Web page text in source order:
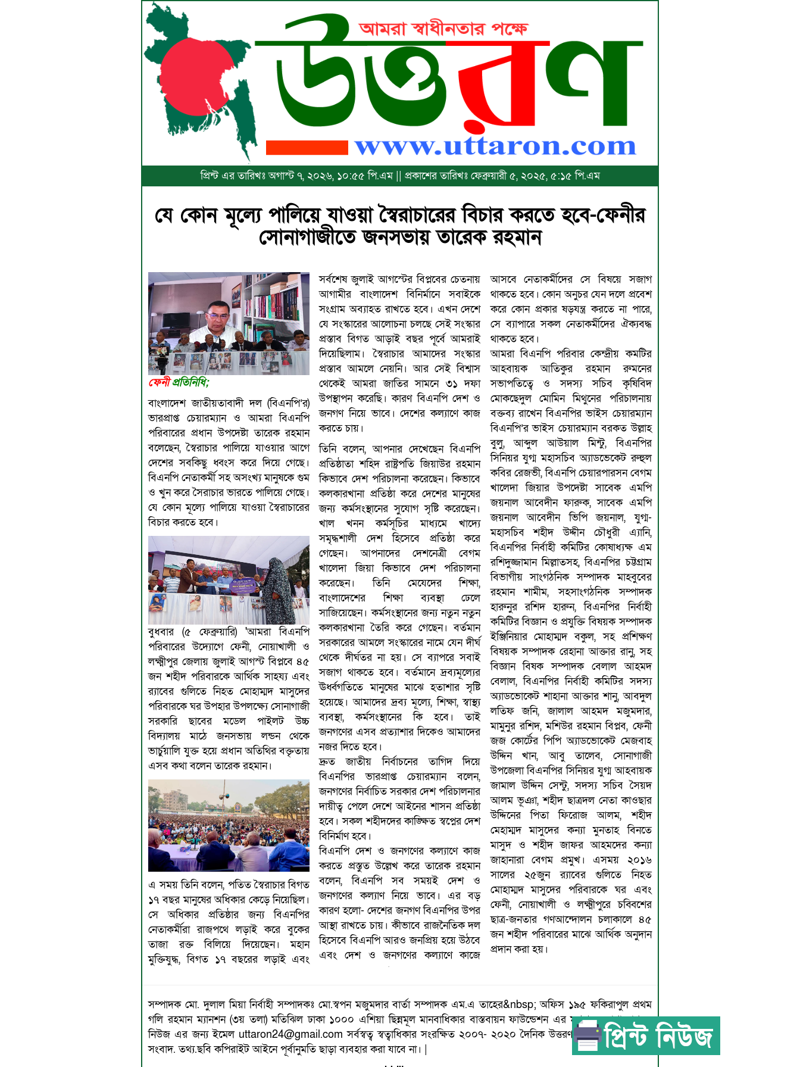
প্রিন্ট এর তারিখঃ অগাস্ট ৭, ২০২৬, ১০:৫৫ পি.এম || প্রকাশের তারিখঃ ফেব্রুয়ারী ৫, ২০২৫, ৫:১৫ পি.এম
যে কোন মূল্যে পালিয়ে যাওয়া স্বৈরাচারের বিচার করতে হবে-ফেনীর
সোনাগাজীতে জনসভায় তারেক রহমান
ফেনী প্রতিনিধি;
বাংলাদেশ জাতীয়তাবাদী দল (বিএনপি’র)
ভারপ্রাপ্ত চেয়ারম্যান ও আমরা বিএনপি
পরিবারের প্রধান উপদেষ্টা তারেক রহমান
বলেছেন, স্বৈরাচার পালিয়ে যাওয়ার আগে
দেশের সবকিছু ধ্বংস করে দিয়ে গেছে।
বিএনপি নেতাকর্মী সহ অসংখ্য মানুষকে গুম
ও খুন করে সৈরাচার ভারতে পালিয়ে গেছে।
যে কোন মূল্যে পালিয়ে যাওয়া স্বৈরাচারের
বিচার করতে হবে।
বুধবার (৫ ফেব্রুয়ারি) 'আমরা বিএনপি
পরিবারের উদ্যোগে ফেনী, নোয়াখালী ও
লক্ষ্মীপুর জেলায় জুলাই আগস্ট বিপ্লবে ৪৫
জন শহীদ পরিবারকে আর্থিক সাহয্য এবং
‌র‌্যাবের গুলিতে নিহত মোহাম্মদ মাসুদের
পরিবারকে ঘর উপহার উপলক্ষ্যে সোনাগাজী
সরকারি ছাবের মডেল পাইলট উচ্চ
বিদ্যালয় মাঠে জনসভায় লন্ডন থেকে
ভার্চুয়ালি যুক্ত হয়ে প্রধান অতিথির বক্তৃতায়
এসব কথা বলেন তারেক রহমান।
এ সময় তিনি বলেন, পতিত স্বৈরাচার বিগত
১৭ বছর মানুষের অধিকার কেড়ে নিয়েছিল।
সে অধিকার প্রতিষ্ঠার জন্য বিএনপির
নেতাকর্মীরা রাজপথে লড়াই করে বুকের
তাজা রক্ত বিলিয়ে দিয়েছেন। মহান
মুক্তিযুদ্ধ, বিগত ১৭ বছরের লড়াই এবং
সর্বশেষ জুলাই আগস্টের বিপ্লবের চেতনায়
আগামীর বাংলাদেশ বিনির্মানে সবাইকে
সংগ্রাম অব্যাহত রাখতে হবে। এখন দেশে
যে সংস্কারের আলোচনা চলছে সেই সংস্কার
প্রস্তাব বিগত আড়াই বছর পূ্র্বে আমরাই
দিয়েছিলাম। স্বৈরাচার আমাদের সংস্কার
প্রস্তাব আমলে নেয়নি। আর সেই বিশ্বাস
থেকেই আমরা জাতির সামনে ৩১ দফা
উপস্থাপন করেছি। কারণ বিএনপি দেশ ও
জনগণ নিয়ে ভাবে। দেশের কল্যাণে কাজ
করতে চায়।
তিনি বলেন, আপনার দেখেছেন বিএনপি
প্রতিষ্ঠাতা শহিদ রাষ্ট্রপতি জিয়াউর রহমান
কিভাবে দেশ পরিচালনা করেছেন। কিভাবে
কলকারখানা প্রতিষ্ঠা করে দেশের মানুষের
জন্য কর্মসংস্থানের সুযোগ সৃষ্টি করেছেন।
খাল খনন কর্মসূচির মাধ্যমে খাদ্যে
সমৃদ্ধশালী দেশ হিসেবে প্রতিষ্ঠা করে
গেছেন। আপনাদের দেশনেত্রী বেগম
খালেদা জিয়া কিভাবে দেশ পরিচালনা
করেছেন। তিনি মেযেদের শিক্ষা,
বাংলাদেশের শিক্ষা ব্যবস্থা ঢেলে
সাজিয়েছেন। কর্মসংস্থানের জন্য নতুন নতুন
কলকারখানা তৈরি করে গেছেন। বর্তমান
সরকারের আমলে সংস্কারের নামে যেন দীর্ঘ
থেকে দীর্ঘতর না হয়। সে ব্যাপরে সবাই
সজাগ থাকতে হবে। বর্তমানে দ্রব্যমূল্যের
ঊর্ধ্বগতিতে মানুষের মাঝে হতাশার সৃষ্টি
হয়েছে। আমাদের দ্রব্য মূল্যে, শিক্ষা, স্বাস্থ্য
ব্যবস্থা, কর্মসংস্থানের কি হবে। তাই
জনগণের এসব প্রত্যাশার দিকেও আমাদের
নজর দিতে হবে।
দ্রুত জাতীয় নির্বাচনের তাগিদ দিয়ে
বিএনপির ভারপ্রাপ্ত চেয়ারম্যান বলেন,
জনগণের নির্বাচিত সরকার দেশ পরিচালনার
দায়ীত্ব পেলে দেশে আইনের শাসন প্রতিষ্ঠা
হবে। সকল শহীদদের কাঙ্ক্ষিত স্বপ্নের দেশ
বিনির্মাণ হবে।
বিএনপি দেশ ও জনগণের কল্যাণে কাজ
করতে প্রস্তুত উল্লেখ করে তারেক রহমান
বলেন, বিএনপি সব সময়ই দেশ ও
জনগণের কল্যাণ নিয়ে ভাবে। এর বড়
কারণ হলো- দেশের জনগণ বিএনপির উপর
আস্থা রাখতে চায়। কীভাবে রাজনৈতিক দল
হিসেবে বিএনপি আরও জনপ্রিয় হয়ে উঠবে
এবং দেশ ও জনগণের কল্যাণে কাজে
আসবে নেতাকর্মীদের সে বিষয়ে সজাগ
থাকতে হবে। কোন অনুচর যেন দলে প্রবেশ
করে কোন প্রকার ষড়যন্ত্র করতে না পারে,
সে ব্যাপারে সকল নেতাকর্মীদের ঐক্যবদ্ধ
থাকতে হবে।
আমরা বিএনপি পরিবার কেন্দ্রীয় কমটির
আহবায়ক আতিকুর রহমান রুমনের
সভাপতিত্বে ও সদস্য সচিব কৃষিবিদ
মোকছেদুল মোমিন মিথুনের পরিচালনায়
বক্তব্য রাখেন বিএনপির ভাইস চেয়ারম্যান
বিএনপি’র ভাইস চেয়ারম্যান বরকত উল্লাহ
বুলু, আব্দুল আউয়াল মিন্টু, বিএনপির
সিনিয়র যুগ্ম মহাসচিব অ্যাডভেকেট রুহুল
কবির রেজভী, বিএনপি চেয়ারপারসন বেগম
খালেদা জিয়ার উপদেষ্টা সাবেক এমপি
জয়নাল আবেদীন ফারুক, সাবেক এমপি
জয়নাল আবেদীন ভিপি জয়নাল, যুগ্ম-
মহাসচিব শহীদ উদ্দীন চৌধুরী এ্যানি,
বিএনপির নির্বাহী কমিটির কোষাধ্যক্ষ এম
রশিদুজ্জামান মিল্লাতসহ, বিএনপির চট্টগ্রাম
বিভাগীয় সাংগঠনিক সম্পাদক মাহবুবের
রহমান শামীম, সহসাংগঠনিক সম্পাদক
হারুনুর রশিদ হারুন, বিএনপির নির্বাহী
কমিটির বিজ্ঞান ও প্রযুক্তি বিষয়ক সম্পাদক
ইঞ্জিনিয়ার মোহাম্মদ বকুল, সহ প্রশিক্ষণ
বিষয়ক সম্পাদক রেহানা আক্তার রানু, সহ
বিজ্ঞান বিষক সম্পাদক বেলাল আহমদ
বেলাল, বিএনপির নির্বাহী কমিটির সদস্য
অ্যাডভোকেট শাহানা আক্তার শানু, আবদুল
লতিফ জনি, জালাল আহমদ মজুমদার,
মামুনুর রশিদ, মশিউর রহমান বিপ্লব, ফেনী
জজ কোর্টের পিপি অ্যাডভোকেট মেজবাহ
উদ্দিন খান, আবু তালেব, সোনাগাজী
উপজেলা বিএনপির সিনিয়র যুগ্ম আহবায়ক
জামাল উদ্দিন সেন্টু, সদস্য সচিব সৈয়দ
আলম ভূঞা, শহীদ ছাত্রদল নেতা কাওছার
উদ্দিনের পিতা ফিরোজ আলম, শহীদ
মেহাম্মদ মাসুদের কন্যা মুনতাহ বিনতে
মাসুদ ও শহীদ জাফর আহমদের কন্যা
জাহানারা বেগম প্রমুখ। এসময় ২০১৬
সালের ২৫জুন র‌্যাবের গুলিতে নিহত
মোহাম্মদ মাসুদের পরিবারকে ঘর এবং
ফেনী, নোয়াখালী ও লক্ষ্মীপুরে চব্বিশের
ছাত্র-জনতার গণআন্দোলন চলাকালে ৪৫
জন শহীদ পরিবারের মাঝে আর্থিক অনুদান
প্রদান করা হয়।
সম্পাদক মো. দুলাল মিয়া নির্বাহী সম্পাদকঃ মো.স্বপন মজুমদার বার্তা সম্পাদক এম.এ তাহের&nbsp; অফিস ১৯৫ ফকিরাপুল প্রথম
গলি রহমান ম্যানশন (৩য় তলা) মতিঝিল ঢাকা ১০০০ এশিয়া ছিন্নমূল মানবাধিকার বাস্তবায়ন ফাউন্ডেশন এর মুখপএ যোগাযোগ ও
নিউজ এর জন্য ইমেল uttaron24@gmail.com সর্বস্বত্ব স্বত্বাধিকার সংরক্ষিত ২০০৭- ২০২০ দৈনিক উত্তরণ এ প্রকাশিত কোনও
সংবাদ. তথ্য.ছবি কপিরাইট আইনে পূর্বানুমতি ছাড়া ব্যবহার করা যাবে না। |